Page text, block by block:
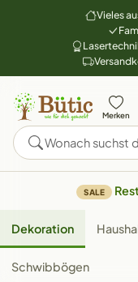
Vieles
Merken
SALE
Dekoration
Schwibbögen